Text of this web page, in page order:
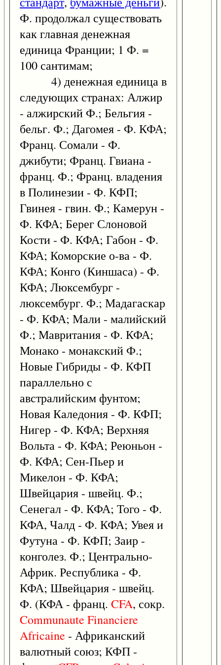
Ф. продолжал существовать
как главная денежная
единица Франции; 1 Ф. =
100 сантимам;
4) денежная единица в
следующих странах: Алжир
- алжирский Ф.; Бельгия -
бельг. Ф.; Дагомея - Ф. КФА;
Франц. Сомали - Ф.
джибути; Франц. Гвиана -
франц. Ф.; Франц. владения
в Полинезии - Ф. КФП;
Гвинея - гвин. Ф.; Камерун -
Ф. КФА; Берег Слоновой
Кости - Ф. КФА; Габон - Ф.
КФА; Коморские о-ва - Ф.
КФА; Конго (Киншаса) - Ф.
КФА; Люксембург -
люксембург. Ф.; Мадагаскар
- Ф. КФА; Мали - малийский
Ф.; Мавритания - Ф. КФА;
Монако - монакский Ф.;
Новые Гибриды - Ф. КФП
параллельно с
австралийским фунтом;
Новая Каледония - Ф. КФП;
Нигер - Ф. КФА; Верхняя
Вольта - Ф. КФА; Реюньон -
Ф. КФА; Сен-Пьер и
Микелон - Ф. КФА;
Швейцария - швейц. Ф.;
Сенегал - Ф. КФА; Того - Ф.
КФА, Чалд - Ф. КФА; Увея и
Футуна - Ф. КФП; Заир -
конголез. Ф.; Центрально-
Африк. Республика - Ф.
КФА; Швейцария - швейц.
Ф. (КФА - франц. CFA, сокр.
Communaute Financiere
Africaine - Африканский
валютный союз; КФП -